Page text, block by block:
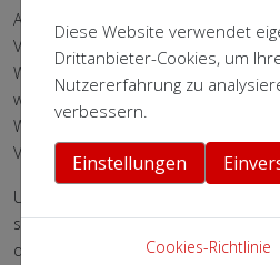
Am gestrigen Abend fanden wir
Vereinsheim ein, um das Jahr 2025
Weihnachtsfeier ausklingen zu
weihnachtlich geschmückt, nicht
Weihnachtsbaumes, der uns
Veranstaltungscaterer Ingo Fensch
Unser diesjähriger
selbst den weißen Rauschebart
die Gäste als Weihnachtsmann.
Diese Website verwendet
Drittanbieter-Cookies, um
Nutzererfahrung zu
verbessern.
Einstellungen
Cookies-Richtlinie